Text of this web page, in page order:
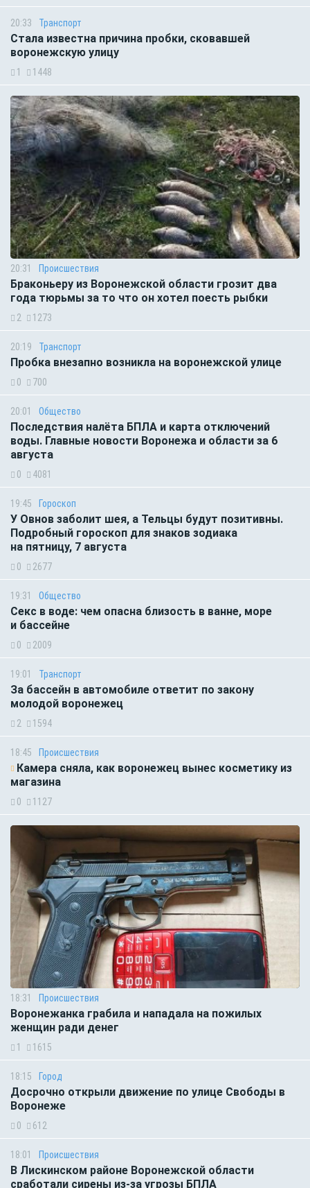
20:33 Транспорт
Стала известна причина пробки, сковавшей
воронежскую улицу
1 1448
20:31 Происшествия
Браконьеру из Воронежской области грозит два
года тюрьмы за то что он хотел поесть рыбки
2 1273
20:19 Транспорт
Пробка внезапно возникла на воронежской улице
0 700
20:01 Общество
Последствия налёта БПЛА и карта отключений
воды. Главные новости Воронежа и области за 6
августа
0 4081
19:45 Гороскоп
У Овнов заболит шея, а Тельцы будут позитивны.
Подробный гороскоп для знаков зодиака
на пятницу, 7 августа
0 2677
19:31 Общество
Секс в воде: чем опасна близость в ванне, море
и бассейне
0 2009
19:01 Транспорт
За бассейн в автомобиле ответит по закону
молодой воронежец
2 1594
18:45 Происшествия
Камера сняла, как воронежец вынес косметику из
магазина
0 1127
18:31 Происшествия
Воронежанка грабила и нападала на пожилых
женщин ради денег
1 1615
18:15 Город
Досрочно открыли движение по улице Свободы в
Воронеже
0 612
18:01 Происшествия
В Лискинском районе Воронежской области
сработали сирены из-за угрозы БПЛА